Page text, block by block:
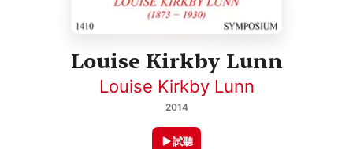
Louise Kirkby Lunn
Louise Kirkby Lunn
2014
試聽